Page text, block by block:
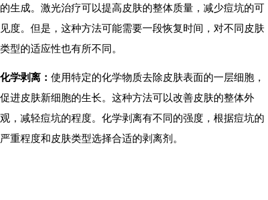
的生成。激光治疗可以提高皮肤的整体质量，减少痘坑的可
见度。但是，这种方法可能需要一段恢复时间，对不同皮肤
类型的适应性也有所不同。
化学剥离： 使用特定的化学物质去除皮肤表面的一层细胞，
促进皮肤新细胞的生长。这种方法可以改善皮肤的整体外
观，减轻痘坑的程度。化学剥离有不同的强度，根据痘坑的
严重程度和皮肤类型选择合适的剥离剂。